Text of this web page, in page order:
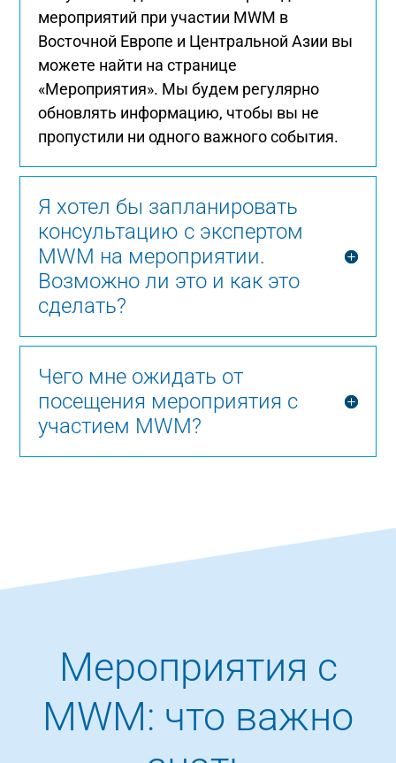
мероприятий при участии MWM в
Восточной Европе и Центральной Азии вы
можете найти на странице
«Мероприятия». Мы будем регулярно
обновлять информацию, чтобы вы не
пропустили ни одного важного события.
Я хотел бы запланировать
консультацию с экспертом
MWM на мероприятии.
Возможно ли это и как это
сделать?
Чего мне ожидать от
посещения мероприятия с
участием MWM?
Мероприятия c
MWM: что важно